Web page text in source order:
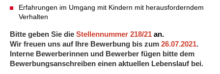
Kindertagesstätte Rosenbergstraße
Krippe Schleswiger Straße
Kindertagesstätte Schneiderberg
Kindertagesstätte Langes Feld “Deisterspatzen”
Kindertagesstätte Levester Straße
Offene Sprach-Sprechstunde
Kindertagesstätte Moorlilienweg /
Erfahrungen im Umgang mit Kindern mit herausforderndem
Verhalten
Bitte geben Sie die Stellennummer 218/21 an.
Wir freuen uns auf Ihre Bewerbung bis zum 26.07.2021.
Interne Bewerberinnen und Bewerber fügen bitte dem
Bewerbungsanschreiben einen aktuellen Lebenslauf bei.